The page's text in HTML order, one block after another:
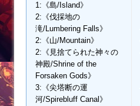
1:《島/Island》
2:《伐採地の
滝/Lumbering Falls》
2:《山/Mountain》
2:《見捨てられた神々の
神殿/Shrine of the
Forsaken Gods》
3:《尖塔断の運
河/Spirebluff Canal》